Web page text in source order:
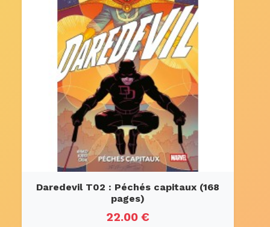
Daredevil T02 : Péchés capitaux (168
pages)
22.00 €